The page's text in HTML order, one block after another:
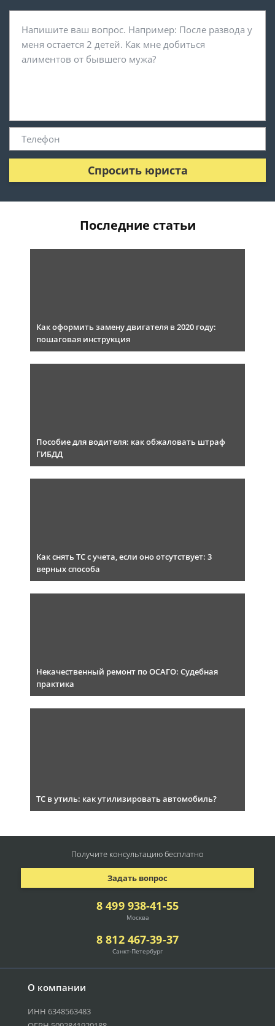
Спросить юриста
Последние статьи
Как оформить замену двигателя в 2020 году:
пошаговая инструкция
Пособие для водителя: как обжаловать штраф
ГИБДД
Как снять ТС с учета, если оно отсутствует: 3
верных способа
Некачественный ремонт по ОСАГО: Судебная
практика
ТС в утиль: как утилизировать автомобиль?
О компании
ИНН 6348563483
8 499 938-41-55
Москва
8 812 467-39-37
Санкт-Петербург
Задать вопрос
Получите консультациюбесплатно